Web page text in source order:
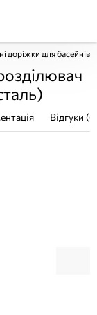
доріжки для басейнів
Відгуки